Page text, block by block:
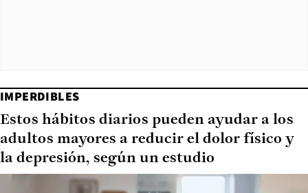
IMPERDIBLES
Estos hábitos diarios pueden ayudar a los
adultos mayores a reducir el dolor físico y
la depresión, según un estudio